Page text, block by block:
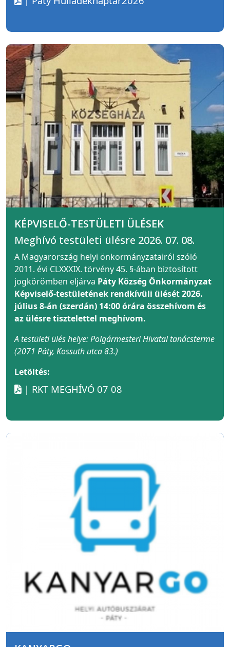
KÉPVISELŐ-TESTÜLETI ÜLÉSEK
Meghívó testületi ülésre 2026. 07. 08.
A Magyarország helyi önkormányzatairól szóló
2011. évi CLXXXIX. törvény 45. §-ában biztosított
jogkörömben eljárva Páty Község Önkormányzat
Képviselő-testületének rendkívüli ülését 2026.
július 8-án (szerdán) 14:00 órára összehívom és
az ülésre tisztelettel meghívom.
A testületi ülés helye: Polgármesteri Hivatal tanácsterme
(2071 Páty, Kossuth utca 83.)
Letöltés:
| RKT MEGHÍVÓ 07 08